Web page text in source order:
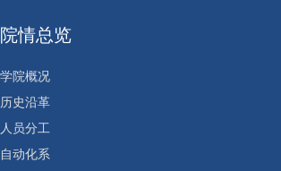
院情总览
学院概况
历史沿革
人员分工
自动化系